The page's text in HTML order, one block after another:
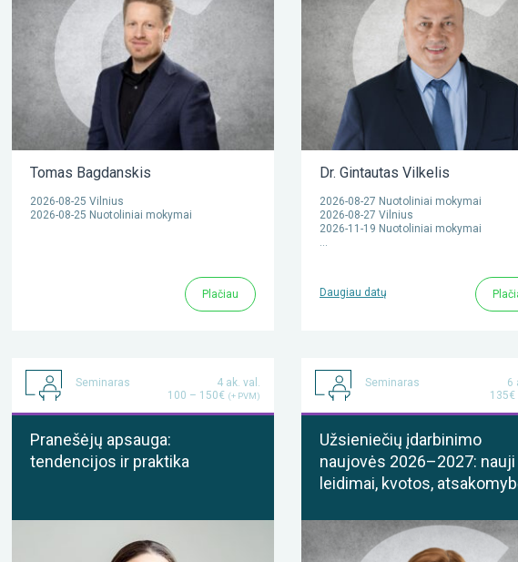
Tomas Bagdanskis
2026-08-25 Vilnius
2026-08-25 Nuotoliniai mokymai
Plačiau
Dr. Gintautas Vilkelis
2026-08-27 Nuotoliniai mokymai
2026-08-27 Vilnius
2026-11-19 Nuotoliniai mokymai
…
Daugiau datų
Seminaras
4 ak. val.
100 – 150€ (+ PVM)
Pranešėjų apsauga:
tendencijos ir praktika
Seminaras
6
135€
Užsieniečių įdarbinimo
naujovės 2026–2027: nauji
leidimai, kvotos,